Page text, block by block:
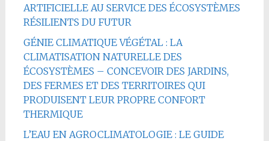
ARTIFICIELLE AU SERVICE DES ÉCOSYSTÈMES
RÉSILIENTS DU FUTUR
GÉNIE CLIMATIQUE VÉGÉTAL : LA
CLIMATISATION NATURELLE DES
ÉCOSYSTÈMES – CONCEVOIR DES JARDINS,
DES FERMES ET DES TERRITOIRES QUI
PRODUISENT LEUR PROPRE CONFORT
THERMIQUE
L’EAU EN AGROCLIMATOLOGIE : LE GUIDE